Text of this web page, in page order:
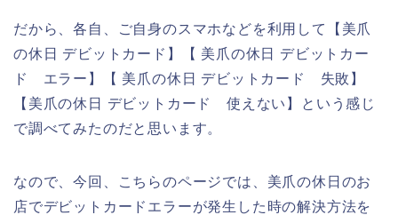
だから、各自、ご自身のスマホなどを利用して【美爪
の休日 デビットカード】【 美爪の休日 デビットカー
ド エラー】【 美爪の休日 デビットカード 失敗】
【美爪の休日 デビットカード 使えない】という感じ
で調べてみたのだと思います。
なので、今回、こちらのページでは、美爪の休日のお
店でデビットカードエラーが発生した時の解決方法を